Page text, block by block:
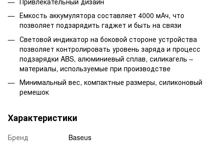
Емкость аккумулятора составляет 4000 мАч, что
позволяет подзарядить гаджет и быть на связи
Световой индикатор на боковой стороне устройства
позволяет контролировать уровень заряда и процесс
подзарядки ABS, алюминиевый сплав, силикагель –
материалы, используемые при производстве
Минимальный вес, компактные размеры, силиконовый
ремешок
Характеристики
Бренд
Baseus